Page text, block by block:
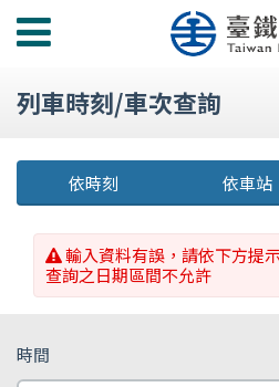
功
選
列車時刻/車次查詢
依時刻 依車站
輸入資料有誤，請依下方提
查詢之日期區間不允許
時間